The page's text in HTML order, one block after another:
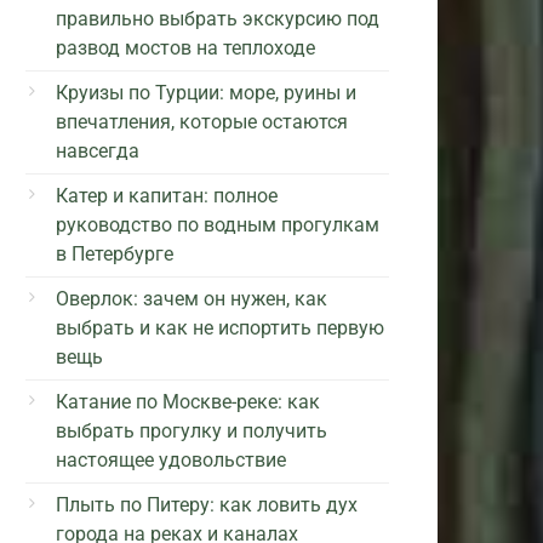
правильно выбрать экскурсию под
развод мостов на теплоходе
Круизы по Турции: море, руины и
впечатления, которые остаются
навсегда
Катер и капитан: полное
руководство по водным прогулкам
в Петербурге
Оверлок: зачем он нужен, как
выбрать и как не испортить первую
вещь
Катание по Москве-реке: как
выбрать прогулку и получить
настоящее удовольствие
Плыть по Питеру: как ловить дух
города на реках и каналах